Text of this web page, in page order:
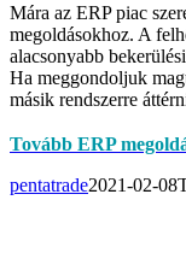
Mára az ERP piac
megoldásokhoz. A
alacsonyabb
Ha meggondoljuk
másik rendszerre
Tovább ERP
pentatrade2021-02-